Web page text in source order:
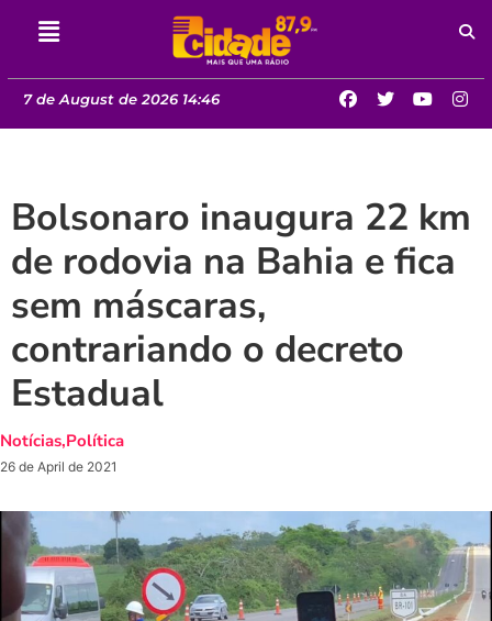
7 de August de 2026 14:46
Bolsonaro inaugura 22 km
de rodovia na Bahia e fica
sem máscaras,
contrariando o decreto
Estadual
Notícias,Política
26 de April de 2021